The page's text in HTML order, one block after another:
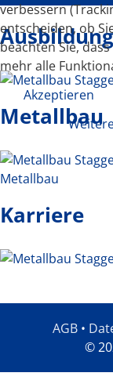
Ausbildung
Metallbau
Karriere
AGB•
©
verbessern
entscheiden, ob
beachten Sie,
mehr alle
Akzeptieren